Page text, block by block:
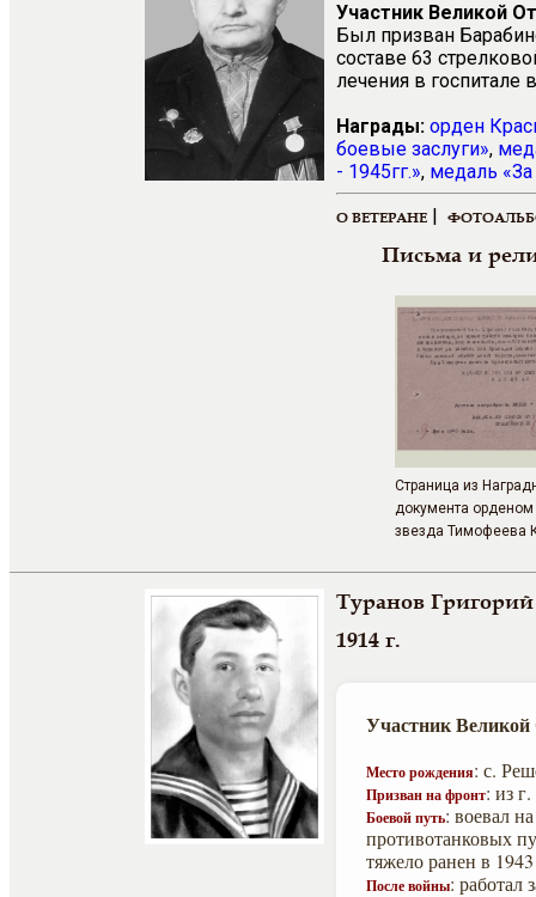
Участник Великой
Был призван
составе 63
лечения в госпитале
Награды: орден
боевые заслуги»,
- 1945гг.», медаль «За
О ВЕТЕРАНЕ |
Письма и
Страница из
документа
звезда Тимофеева
Туранов
1914 г.
Участник
Место рождения: с.
Призван на фронт: из
Боевой путь: воевал
противотанковых
тяжело ранен в
После войны: работал